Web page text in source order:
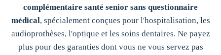
complémentaire santé senior sans questionnaire
médical, spécialement conçues pour l'hospitalisation, les
audioprothèses, l'optique et les soins dentaires. Ne payez
plus pour des garanties dont vous ne vous servez pas